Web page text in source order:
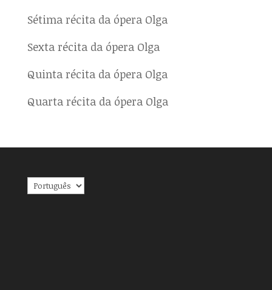
Sétima récita da ópera Olga
Sexta récita da ópera Olga
Quinta récita da ópera Olga
Quarta récita da ópera Olga
Escolha